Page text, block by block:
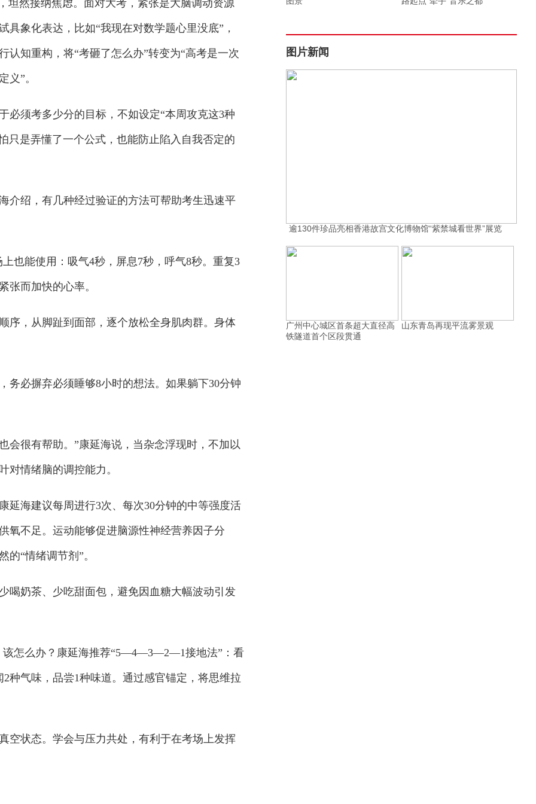
然接纳焦虑。面对大考，紧张是大脑调动资源
象化表达，比如“我现在对数学题心里没底”，
知重构，将“考砸了怎么办”转变为“高考是一次
义”。
须考多少分的目标，不如设定“本周攻克这3种
只是弄懂了一个公式，也能防止陷入自我否定的
绍，有几种经过验证的方法可帮助考生迅速平
能使用：吸气4秒，屏息7秒，呼气8秒。重复3
张而加快的心率。
，从脚趾到面部，逐个放松全身肌肉群。身体
必摒弃必须睡够8小时的想法。如果躺下30分钟
很有帮助。”康延海说，当杂念浮现时，不加以
对情绪脑的调控能力。
海建议每周进行3次、每次30分钟的中等强度活
氧不足。运动能够促进脑源性神经营养因子分
“情绪调节剂”。
奶茶、少吃甜面包，避免因血糖大幅波动引发
么办？康延海推荐“5—4—3—2—1接地法”：看
种气味，品尝1种味道。通过感官锚定，将思维拉
状态。学会与压力共处，有利于在考场上发挥
图片新闻
逾130件珍品亮相香港故宫文化博物馆“紫禁城看世界”展览
广州中心城区首条超大直径高
铁隧道首个区段贯通
山东青岛再现平流雾景观